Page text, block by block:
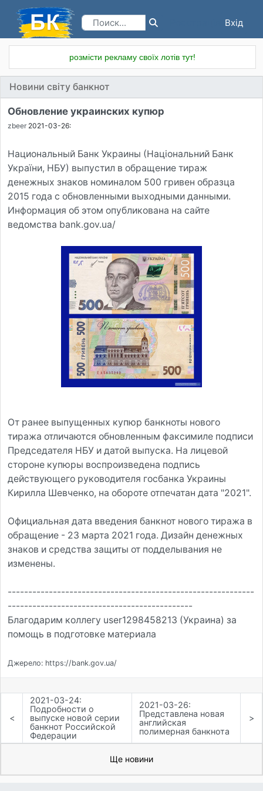
Вхід
розмісти рекламу своїх лотів тут!
Новини світу банкнот
Обновление украинских купюр
zbeer 2021-03-26:
Национальный Банк Украины (Національний Банк
України, НБУ) выпустил в обращение тираж
денежных знаков номиналом 500 гривен образца
2015 года с обновленными выходными данными.
Информация об этом опубликована на сайте
ведомства bank.gov.ua/
От ранее выпущенных купюр банкноты нового
тиража отличаются обновленным факсимиле подписи
Председателя НБУ и датой выпуска. На лицевой
стороне купюры воспроизведена подпись
действующего руководителя госбанка Украины
Кирилла Шевченко, на обороте отпечатан дата "2021".
Официальная дата введения банкнот нового тиража в
обращение - 23 марта 2021 года. Дизайн денежных
знаков и средства защиты от подделывания не
изменены.
------------------------------------------------------------
---------------------------------------------
Благодарим коллегу user1298458213 (Украина) за
помощь в подготовке материала
Джерело: https://bank.gov.ua/
<
2021-03-24:
Подробности о
выпуске новой серии
банкнот Российской
Федерации
2021-03-26:
Представлена новая
английская
полимерная банкнота
>
Ще новини